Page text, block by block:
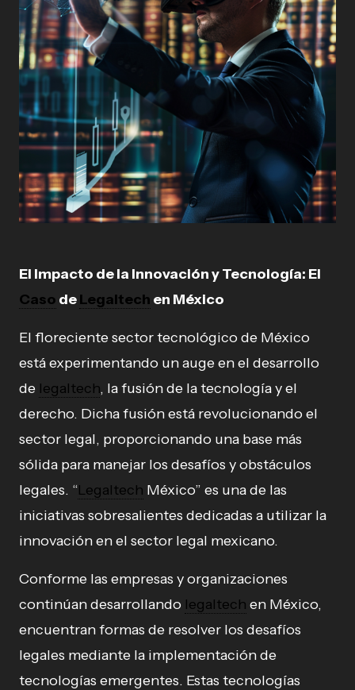
El Impacto de la Innovación y Tecnología: El
Caso deLegaltech en México
El floreciente sector tecnológico de México
está experimentando un auge en el desarrollo
de legaltech, la fusión de la tecnología y el
derecho. Dicha fusión está revolucionando el
sector legal, proporcionando una base más
sólida para manejar los desafíos y obstáculos
legales. “Legaltech México” es una de las
iniciativas sobresalientes dedicadas a utilizar la
innovación en el sector legal mexicano.
Conforme las empresas y organizaciones
continúan desarrollando legaltech en México,
encuentran formas de resolver los desafíos
legales mediante la implementación de
tecnologías emergentes. Estas tecnologías